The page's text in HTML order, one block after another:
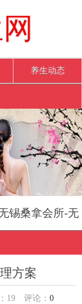
养生动态
锡桑拿会所-无
方案
19 评论： 0